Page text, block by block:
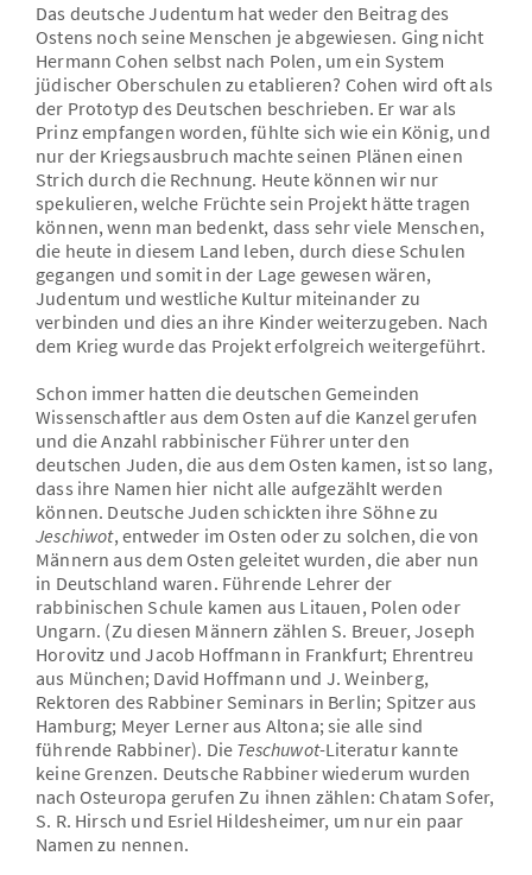
Das deutsche Judentum hat weder den Beitrag des
Ostens noch seine Menschen je abgewiesen. Ging nicht
Hermann Cohen selbst nach Polen, um ein System
jüdischer Oberschulen zu etablieren? Cohen wird oft als
der Prototyp des Deutschen beschrieben. Er war als
Prinz empfangen worden, fühlte sich wie ein König, und
nur der Kriegsausbruch machte seinen Plänen einen
Strich durch die Rechnung. Heute können wir nur
spekulieren, welche Früchte sein Projekt hätte tragen
können, wenn man bedenkt, dass sehr viele Menschen,
die heute in diesem Land leben, durch diese Schulen
gegangen und somit in der Lage gewesen wären,
Judentum und westliche Kultur miteinander zu
verbinden und dies an ihre Kinder weiterzugeben. Nach
dem Krieg wurde das Projekt erfolgreich weitergeführt.
Schon immer hatten die deutschen Gemeinden
Wissenschaftler aus dem Osten auf die Kanzel gerufen
und die Anzahl rabbinischer Führer unter den
deutschen Juden, die aus dem Osten kamen, ist so lang,
dass ihre Namen hier nicht alle aufgezählt werden
können. Deutsche Juden schickten ihre Söhne zu
Jeschiwot, entweder im Osten oder zu solchen, die von
Männern aus dem Osten geleitet wurden, die aber nun
in Deutschland waren. Führende Lehrer der
rabbinischen Schule kamen aus Litauen, Polen oder
Ungarn. (Zu diesen Männern zählen S. Breuer, Joseph
Horovitz und Jacob Hoffmann in Frankfurt; Ehrentreu
aus München; David Hoffmann und J. Weinberg,
Rektoren des Rabbiner Seminars in Berlin; Spitzer aus
Hamburg; Meyer Lerner aus Altona; sie alle sind
führende Rabbiner). Die Teschuwot-Literatur kannte
keine Grenzen. Deutsche Rabbiner wiederum wurden
nach Osteuropa gerufen Zu ihnen zählen: Chatam Sofer,
S. R. Hirsch und Esriel Hildesheimer, um nur ein paar
Namen zu nennen.